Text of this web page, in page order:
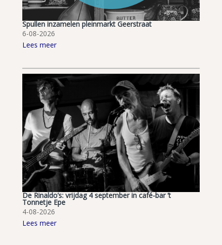
Spullen inzamelen pleinmarkt Geerstraat
6-08-2026
Lees meer
De Rinaldo’s: vrijdag 4 september in café-bar ’t
Tonnetje Epe
4-08-2026
Lees meer